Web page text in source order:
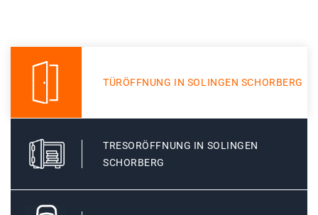
TÜRÖFFNUNG IN SOLINGEN SCHORBERG
TRESORÖFFNUNG IN SOLINGEN
SCHORBERG